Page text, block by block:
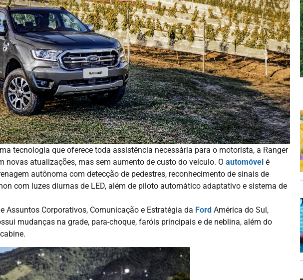
tecnologia que oferece toda assistência necessária para o motorista, a Ranger
novas atualizações, mas sem aumento de custo do veículo. O automóvel é
autônoma com detecção de pedestres, reconhecimento de sinais de
com luzes diurnas de LED, além de piloto automático adaptativo e sistema de
Assuntos Corporativos, Comunicação e Estratégia da Ford América do Sul,
mudanças na grade, para-choque, faróis principais e de neblina, além do